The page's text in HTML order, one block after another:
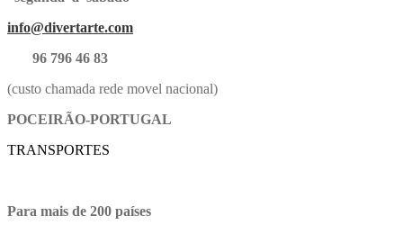
info@divertarte.com
96 796 46 83
(custo chamada rede movel nacional)
POCEIRÃO-PORTUGAL
TRANSPORTES
Para mais de 200 países